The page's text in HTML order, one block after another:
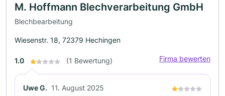
M. Hoffmann Blechverarbeitung GmbH
Blechbearbeitung
Wiesenstr. 18, 72379 Hechingen
1.0 (1 Bewertung) Firma bewerten
Uwe G. 11. August 2025